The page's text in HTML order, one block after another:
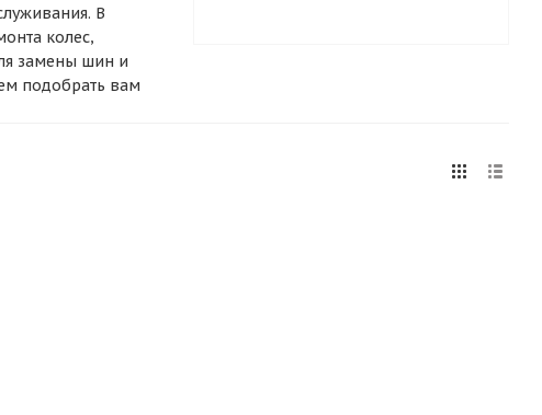
В
колес,
замены шин и
подобрать вам
терминал для